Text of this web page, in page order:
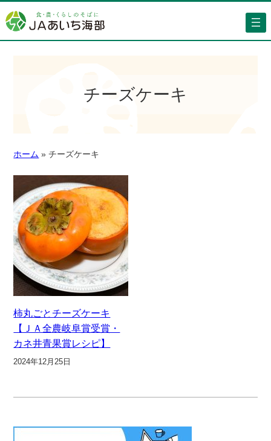
チーズケーキ
ホーム » チーズケーキ
柿丸ごとチーズケーキ
【ＪＡ全農岐阜賞受賞・
カネ井青果賞レシピ】
2024年12月25日